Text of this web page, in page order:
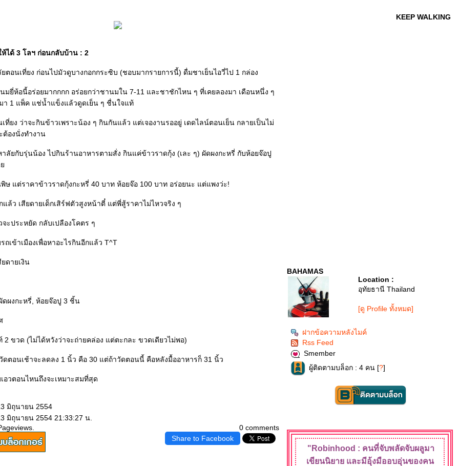
KEEP WALKING
ได้ 3 โลฯ ก่อนกลับบ้าน : 2
ตอนเที่ยง ก่อนไปมัวดูบางกอกกระซิบ (ชอบมากรายการนี้) ดื่มชาเย็นไอวี่ไป 1 กล่อง
มยี่ห้อนี้อร่อยมากกกก อร่อยกว่าชานมใน 7-11 และชาชักไหน ๆ ที่เคยลองมา เดือนหนึ่ง ๆ
า 1 แพ็ค แช่น้ำแข็งแล้วดูดเย็น ๆ ชื่นใจแท้
ที่ยง ว่าจะกินข้าวเพราะน้อง ๆ กินกันแล้ว แต่เจองานรออยู่ เดดไลน์ตอนเย็น กลายเป็นไม่
ต้องนั่งทำงาน
ลัยกับรุ่นน้อง ไปกินร้านอาหารตามสั่ง กินแค่ข้าวราดกุ้ง (เละ ๆ) ผัดผงกะหรี่ กับห้อยจ๊อปู
ษ แต่ราคาข้าวราดกุ้งกะหรี่ 40 บาท ห้อยจ๊อ 100 บาท อร่อยนะ แต่แพงว่ะ!
ล้ว เสียดายเด็กเสิร์ฟตัวสูงหน้าตี๋ แต่พี่สู้ราคาไม่ไหวจริง ๆ
ะประหยัด กลับเปลืองโคตร ๆ
ถเข้าเมืองเพื่อหาอะไรกินอีกแล้ว T^T
ดายเงิน
ดผงกะหรี่, ห้อยจ๊อปู 3 ชิ้น
2 ขวด (ไม่ได้หวังว่าจะถ่ายคล่อง แต่ตะกละ ขวดเดียวไม่พอ)
ดตอนเช้าจะลดลง 1 นิ้ว คือ 30 แต่ถ้าวัดตอนนี้ คือหลังมื้ออาหารก็ 31 นิ้ว
อวตอนไหนถึงจะเหมาะสมที่สุด
มิถุนายน 2554
มิถุนายน 2554 21:33:27 น.
0 comments
Share to Facebook
BAHAMAS
Location :
อุทัยธานี Thailand
[ดู Profile ทั้งหมด]
ฝากข้อความหลังไมค์
Rss Feed
Smember
ผู้ติดตามบล็อก : 4 คน [?]
"Robinhood : คนที่จับพลัดจับผลูมา
เขียนนิยา ละมีอุ้งมืออบอุ่นของคน